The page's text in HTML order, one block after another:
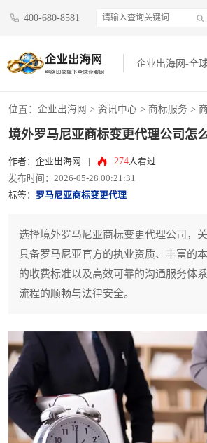
400-680-8581
企业出海网-全
位置： 企业出海网 > 资讯中心 > 商标服务 >
境外罗马尼亚商标变更代理公司怎
作者：企业出海网 274人看过
发布时间：2026-05-28 00:21:31
标签： 罗马尼亚商标变更代理
选择境外罗马尼亚商标变更代理公司，
具备罗马尼亚官方的执业资质、丰富的
的收费标准以及高效可靠的沟通服务体
流程的顺畅与法律安全。